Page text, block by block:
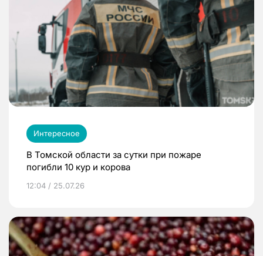
Интересное
В Томской области за сутки при пожаре
погибли 10 кур и корова
12:04 / 25.07.26